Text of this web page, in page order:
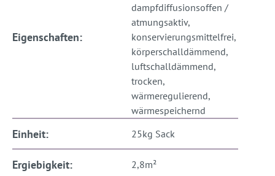
Eigenschaften:
dampfdiffusionsoffen /
atmungsaktiv,
konservierungsmittelfrei,
körperschalldämmend,
luftschalldämmend,
trocken,
wärmeregulierend,
wärmespeichernd
Einheit: 25kg Sack
Ergiebigkeit: 2,8m²